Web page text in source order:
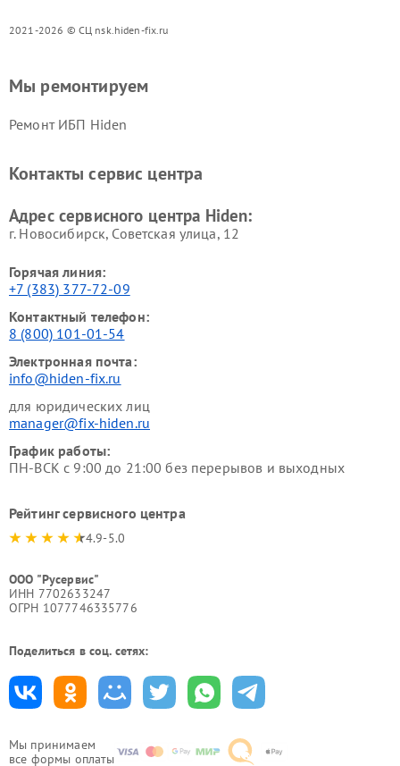
2021-2026 © СЦ nsk.hiden-fix.ru
Мы принимаем
все формы оплаты
Мы ремонтируем
Ремонт ИБП Hiden
Контакты сервис центра
Адрес сервисного центра Hiden:
г. Новосибирск, Советская улица, 12
Горячая линия:
+7 (383) 377-72-09
Контактный телефон:
8 (800) 101-01-54
Электронная почта:
info@hiden-fix.ru
для юридических лиц
manager@fix-hiden.ru
График работы:
ПН-ВСК с 9:00 до 21:00 без перерывов и выходных
Рейтинг сервисного центра
4.9-5.0
ООО "Русервис"
ИНН 7702633247
ОГРН 1077746335776
Поделиться в соц. сетях: